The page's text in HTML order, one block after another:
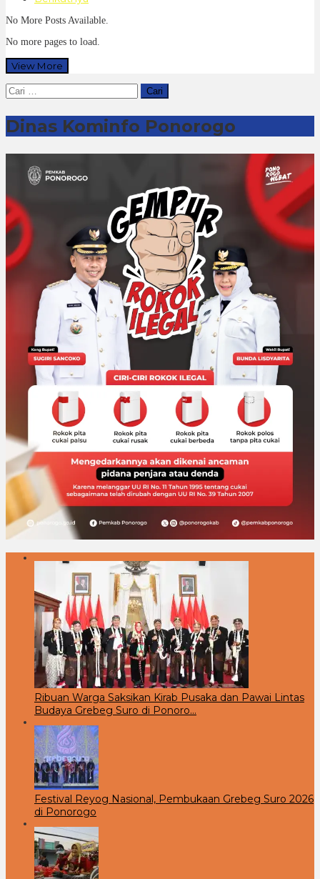
No More Posts Available.
No more pages to load.
View More
Cari
untuk:
Dinas Kominfo Ponorogo
Ribuan Warga Saksikan Kirab Pusaka dan Pawai Lintas
Budaya Grebeg Suro di Ponoro…
Festival Reyog Nasional, Pembukaan Grebeg Suro 2026
di Ponorogo